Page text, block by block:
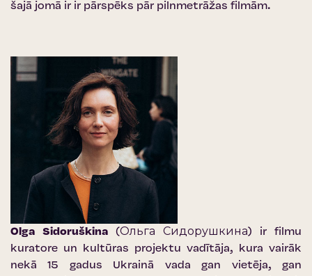
šajā jomā ir ir pārspēks pār pilnmetrāžas filmām.
Olga Sidoruškina (Ольга Сидорушкина) ir filmu
kuratore un kultūras projektu vadītāja, kura vairāk
nekā 15 gadus Ukrainā vada gan vietēja, gan